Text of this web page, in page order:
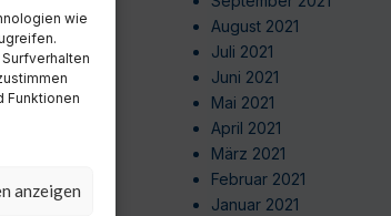
wie
Funktionen
anzeigen
August 2021
Juli 2021
Juni 2021
Mai 2021
April 2021
März 2021
Februar 2021
Januar 2021